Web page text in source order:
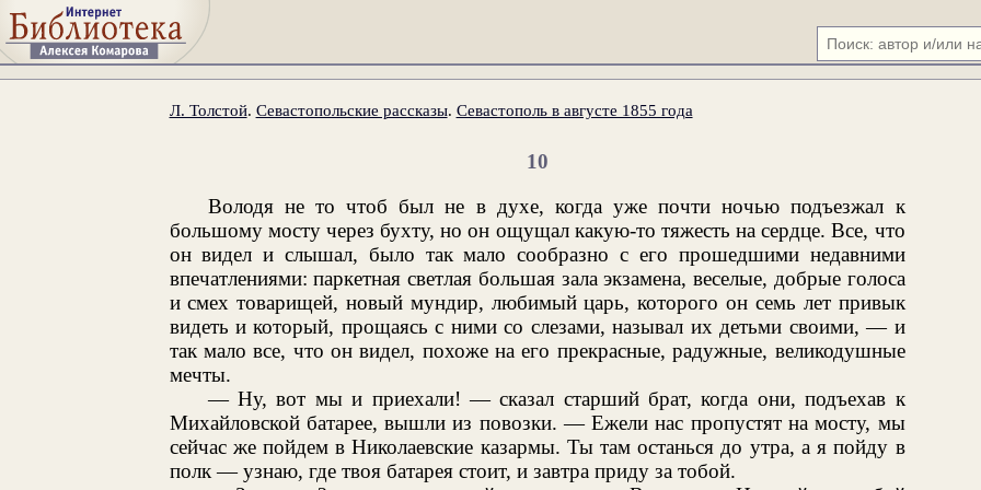
Л. Толстой. Севастопольские рассказы. Севастополь в августе 1855 года
10
Володя не то чтоб был не в духе, когда уже почти ночью подъезжал к
большому мосту через бухту, но он ощущал какую-то тяжесть на сердце. Все, что
он видел и слышал, было так мало сообразно с его прошедшими недавними
впечатлениями: паркетная светлая большая зала экзамена, веселые, добрые голоса
и смех товарищей, новый мундир, любимый царь, которого он семь лет привык
видеть и который, прощаясь с ними со слезами, называл их детьми своими, — и
так мало все, что он видел, похоже на его прекрасные, радужные, великодушные
мечты.
— Ну, вот мы и приехали! — сказал старший брат, когда они, подъехав к
Михайловской батарее, вышли из повозки. — Ежели нас пропустят на мосту, мы
сейчас же пойдем в Николаевские казармы. Ты там останься до утра, а я пойду в
полк — узнаю, где твоя батарея стоит, и завтра приду за тобой.